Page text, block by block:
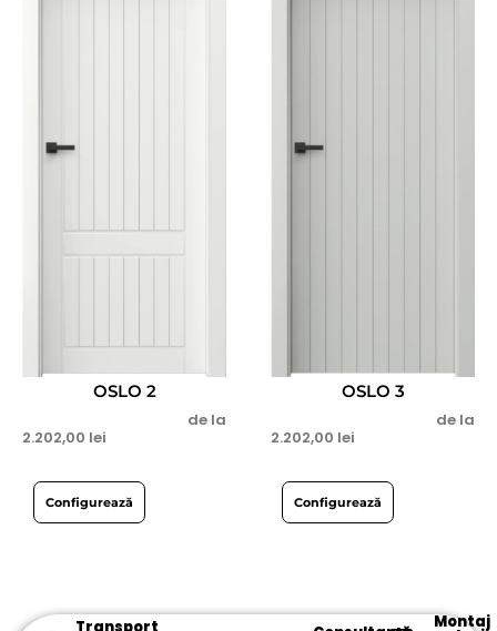
OSLO 2
de la
2.202,00 lei
Configurează
OSLO 3
de la
2.202,00 lei
Configurează
Montaj